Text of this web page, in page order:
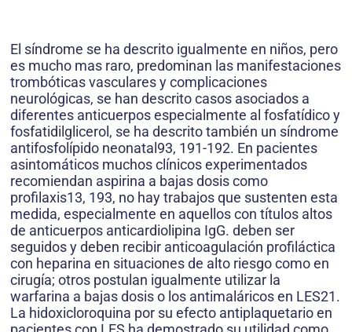
El síndrome se ha descrito igualmente en niños, pero
es mucho mas raro, predominan las manifestaciones
trombóticas vasculares y complicaciones
neurológicas, se han descrito casos asociados a
diferentes anticuerpos especialmente al fosfatídico y
fosfatidilglicerol, se ha descrito también un síndrome
antifosfolípido neonatal93, 191-192. En pacientes
asintomáticos muchos clínicos experimentados
recomiendan aspirina a bajas dosis como
profilaxis13, 193, no hay trabajos que sustenten esta
medida, especialmente en aquellos con títulos altos
de anticuerpos anticardiolipina IgG. deben ser
seguidos y deben recibir anticoagulación profiláctica
con heparina en situaciones de alto riesgo como en
cirugía; otros postulan igualmente utilizar la
warfarina a bajas dosis o los antimaláricos en LES21.
La hidoxicloroquina por su efecto antiplaquetario en